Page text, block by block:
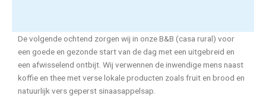
De volgende ochtend zorgen wij in onze B&B (casa rural) voor
een goede en gezonde start van de dag met een uitgebreid en
een afwisselend ontbijt. Wij verwennen de inwendige mens naast
koffie en thee met verse lokale producten zoals fruit en brood en
natuurlijk vers geperst sinaasappelsap.